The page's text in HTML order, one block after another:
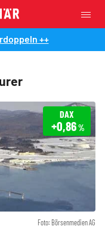
++
Foto: Börsenmedien AG
DAX
+0,86%